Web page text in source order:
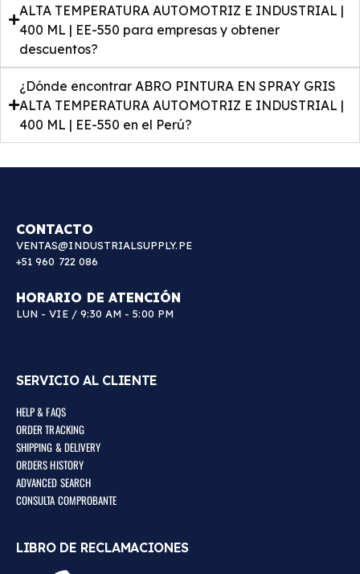
ALTA TEMPERATURA AUTOMOTRIZ E INDUSTRIAL |
400 ML | EE-550 para empresas y obtener
descuentos?
¿Dónde encontrar ABRO PINTURA EN SPRAY GRIS
ALTA TEMPERATURA AUTOMOTRIZ E INDUSTRIAL |
400 ML | EE-550 en el Perú?
CONTACTO
VENTAS@INDUSTRIALSUPPLY.PE
+51 960 722 086
HORARIO DE ATENCIÓN
LUN - VIE / 9:30 AM - 5:00 PM
SERVICIO AL CLIENTE
HELP & FAQS
ORDER TRACKING
SHIPPING & DELIVERY
ORDERS HISTORY
ADVANCED SEARCH
CONSULTA COMPROBANTE
LIBRO DE RECLAMACIONES